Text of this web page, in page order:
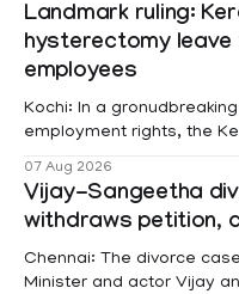
Landmark ruling:
hysterectomy
employees
Kochi: In a
employment rights, the
projects are eligible for
hysterectomy surgery
(KSR). The court noted that since essential benefits like
maternity
07 Aug 2026
Vijay-Sangeetha
withdraws petition,
Chennai: The divorce
Minister and actor Vijay